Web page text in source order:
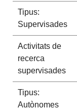
Tipus:
Supervisades
Activitats de
recerca
supervisades
Tipus:
Autònomes